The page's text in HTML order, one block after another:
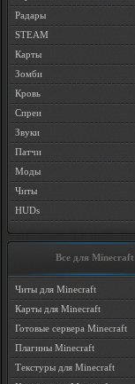
Радары
STEAM
Карты
Зомби
Кровь
Спреи
Звуки
Патчи
Моды
Читы
HUDs
Все для Minecraft
Читы для Minecraft
Карты для Minecraft
Готовые сервера Minecraft
Плагины Minecraft
Текстуры для Minecraft